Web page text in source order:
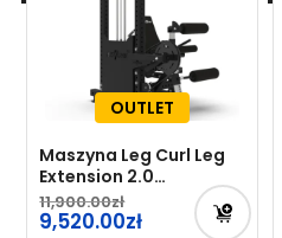
Maszyna Leg Curl Leg
Extension 2.0
Just7Gym Professional
– OUTLET
11,900.00
Pierwotna
9,520.00
OUTLET